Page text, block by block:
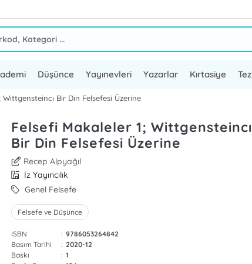
Düşünce Yayınevleri Yazarlar Kırtasiye
Wittgensteincı Bir Din Felsefesi Üzerine
Felsefi Makaleler 1; Wittgensteincı
Bir Din Felsefesi Üzerine
Recep Alpyağıl
İz Yayıncılık
Genel Felsefe
Felsefe ve Düşünce
ISBN : 9786053264842
Basım Tarihi
: 2020-12
Baskı
: 1